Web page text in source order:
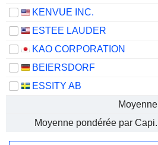
KENVUE INC.
ESTEE LAUDER
KAO CORPORATION
BEIERSDORF
ESSITY AB
Moyenne
Moyenne pondérée par Capi.